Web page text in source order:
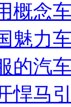
概念
魅力
的汽
悍马